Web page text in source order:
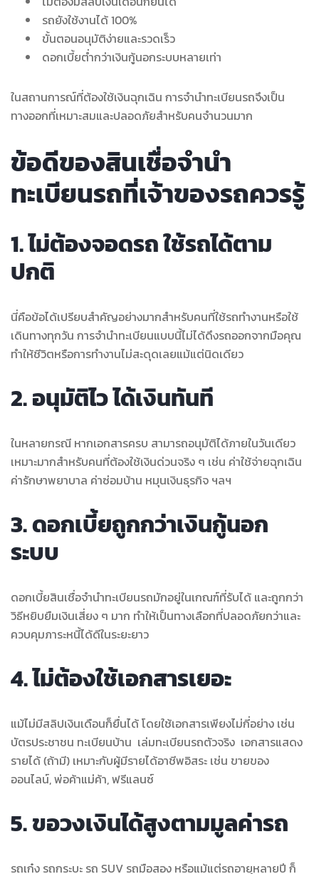
รถยังใช้งานได้ 100%
ขั้นตอนอนุมัติง่ายและรวดเร็ว
ดอกเบี้ยต่ำกว่าเงินกู้นอกระบบหลายเท่า
ในสถานการณ์ที่ต้องใช้เงินฉุกเฉิน การจำนำทะเบียนรถจึงเป็น
ทางออกที่เหมาะสมและปลอดภัยสำหรับคนจำนวนมาก
ข้อดีของสินเชื่อจำนำ
ทะเบียนรถที่เจ้าของรถควรรู้
1. ไม่ต้องจอดรถ ใช้รถได้ตาม
ปกติ
นี่คือข้อได้เปรียบสำคัญอย่างมากสำหรับคนที่ใช้รถทำงานหรือใช้
เดินทางทุกวัน การจำนำทะเบียนแบบนี้ไม่ได้ดึงรถออกจากมือคุณ
ทำให้ชีวิตหรือการทำงานไม่สะดุดเลยแม้แต่นิดเดียว
2. อนุมัติไว ได้เงินทันที
ในหลายกรณี หากเอกสารครบ สามารถอนุมัติได้ภายในวันเดียว
เหมาะมากสำหรับคนที่ต้องใช้เงินด่วนจริง ๆ เช่น ค่าใช้จ่ายฉุกเฉิน
ค่ารักษาพยาบาล ค่าซ่อมบ้าน หมุนเงินธุรกิจ ฯลฯ
3. ดอกเบี้ยถูกกว่าเงินกู้นอก
ระบบ
ดอกเบี้ยสินเชื่อจำนำทะเบียนรถมักอยู่ในเกณฑ์ที่รับได้ และถูกกว่า
วิธีหยิบยืมเงินเสี่ยง ๆ มาก ทำให้เป็นทางเลือกที่ปลอดภัยกว่าและ
ควบคุมภาระหนี้ได้ดีในระยะยาว
4. ไม่ต้องใช้เอกสารเยอะ
แม้ไม่มีสลิปเงินเดือนก็ยื่นได้ โดยใช้เอกสารเพียงไม่กี่อย่าง เช่น
บัตรประชาชน ทะเบียนบ้าน เล่มทะเบียนรถตัวจริง เอกสารแสดง
รายได้ (ถ้ามี) เหมาะกับผู้มีรายได้อาชีพอิสระ เช่น ขายของ
ออนไลน์, พ่อค้าแม่ค้า, ฟรีแลนซ์
5. ขอวงเงินได้สูงตามมูลค่ารถ
รถเก๋ง รถกระบะ รถ SUV รถมือสอง หรือแม้แต่รถอายุหลายปี ก็